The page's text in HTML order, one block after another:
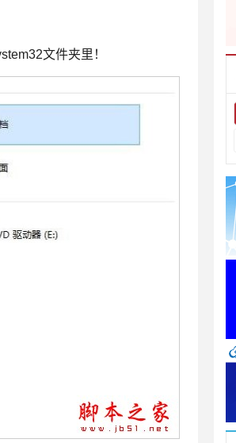
文件夹里！